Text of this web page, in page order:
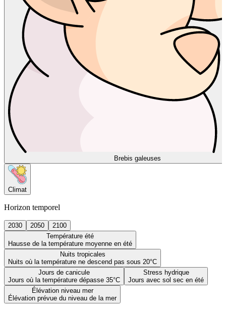
Brebis galeuses
Climat
Horizon temporel
2030 2050
2100
Température été
Hausse de la température moyenne en été
Nuits tropicales
Nuits où la température ne descend pas sous 20°C
Jours de canicule
Jours où la température dépasse 35°C
Stress hydrique
Jours avec sol sec en été
Élévation niveau mer
Élévation prévue du niveau de la mer